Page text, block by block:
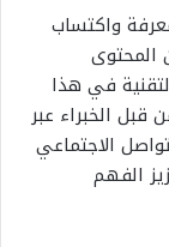
واكتساب
المحتوى
في هذا
قبل الخبراء عبر
الاجتماعي
الفهم